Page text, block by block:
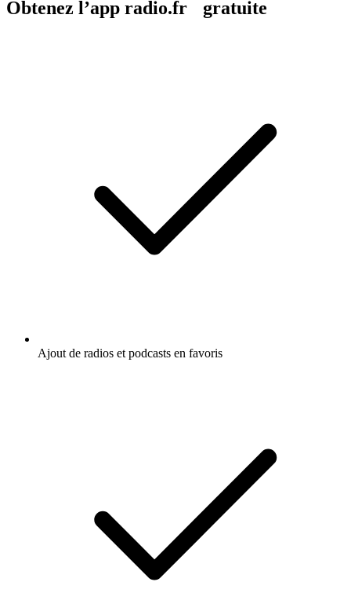
Obtenez l’app radio.fr gratuite
Ajout de radios et podcasts en favoris